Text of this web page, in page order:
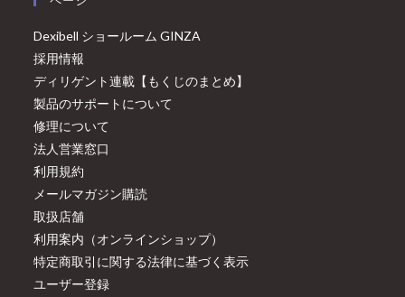
Dexibell ショールーム GINZA
採用情報
ディリゲント連載【もくじのまとめ】
製品のサポートについて
修理について
法人営業窓口
利用規約
メールマガジン購読
取扱店舗
利用案内（オンラインショップ）
特定商取引に関する法律に基づく表示
ユーザー登録